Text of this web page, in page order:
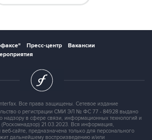
Пресс-центр
Вакансии
Все права защищены. Сетевое издание
о регистрации СМИ ЭЛ № ФС 77 - 84928 выдано
надзору в сфере связи, информационных технологий и
21.03.2023. Вся информация,
сайте, предназначена только для персонального
дальнейшему воспроизведению и/или